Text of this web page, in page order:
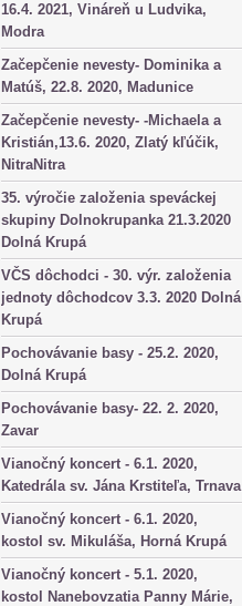
16.4. 2021, Vináreň u Ludvika,
Modra
Začepčenie nevesty- Dominika a
Matúš, 22.8. 2020, Madunice
Začepčenie nevesty- -Michaela a
Kristián,13.6. 2020, Zlatý kľúčik,
NitraNitra
35. výročie založenia speváckej
skupiny Dolnokrupanka 21.3.2020
Dolná Krupá
VČS dôchodci - 30. výr. založenia
jednoty dôchodcov 3.3. 2020 Dolná
Krupá
Pochovávanie basy - 25.2. 2020,
Dolná Krupá
Pochovávanie basy- 22. 2. 2020,
Zavar
Vianočný koncert - 6.1. 2020,
Katedrála sv. Jána Krstiteľa, Trnava
Vianočný koncert - 6.1. 2020,
kostol sv. Mikuláša, Horná Krupá
Vianočný koncert - 5.1. 2020,
kostol Nanebovzatia Panny Márie,